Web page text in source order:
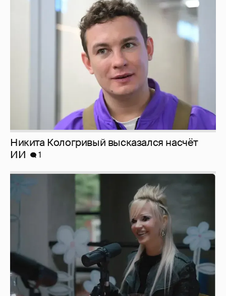
Никита Кологривый высказался насчёт
Певица Глюкоза рассказала о съёмках для
эротического журнала
3